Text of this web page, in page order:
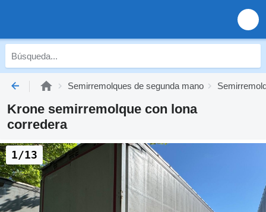
Semirremolques de segunda mano
Krone semirremolque con lona
corredera
1/13